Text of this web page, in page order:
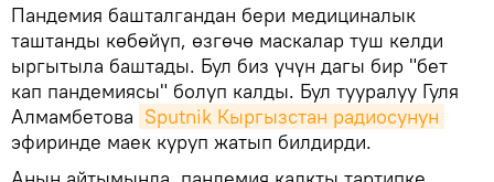
Пандемия башталгандан бери медициналык
таштанды көбөйүп, өзгөчө маскалар туш келди
ыргытыла баштады. Бул биз үчүн дагы бир "бет
кап пандемиясы" болуп калды. Бул тууралуу Гуля
Алмамбетова Sputnik Кыргызстан радиосунун
эфиринде маек куруп жатып билдирди.